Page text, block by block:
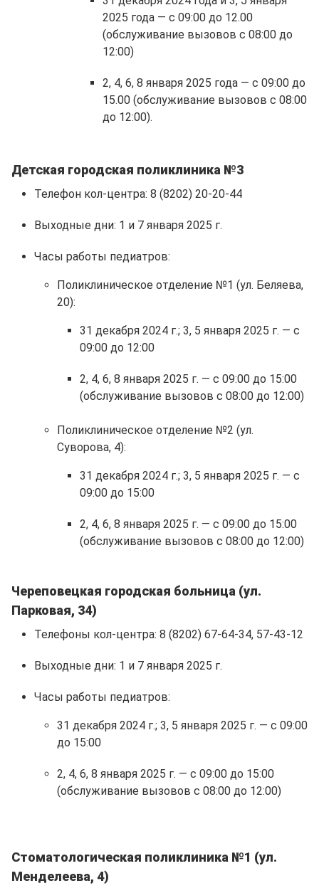
2025 года — с 09:00 до 12.00
(обслуживание вызовов с 08:00 до
12:00)
2, 4, 6, 8 января 2025 года — с 09:00 до
15.00 (обслуживание вызовов с 08:00
до 12:00).
Детская городская поликлиника №3
Телефон кол-центра: 8 (8202) 20-20-44
Выходные дни: 1 и 7 января 2025 г.
Часы работы педиатров:
Поликлиническое отделение №1 (ул. Беляева,
20):
31 декабря 2024 г.; 3, 5 января 2025 г. — с
09:00 до 12:00
2, 4, 6, 8 января 2025 г. — с 09:00 до 15:00
(обслуживание вызовов с 08:00 до 12:00)
Поликлиническое отделение №2 (ул.
Суворова, 4):
31 декабря 2024 г.; 3, 5 января 2025 г. — с
09:00 до 15:00
2, 4, 6, 8 января 2025 г. — с 09:00 до 15:00
(обслуживание вызовов с 08:00 до 12:00)
Череповецкая городская больница (ул.
Парковая, 34)
Телефоны кол-центра: 8 (8202) 67-64-34, 57-43-12
Выходные дни: 1 и 7 января 2025 г.
Часы работы педиатров:
31 декабря 2024 г.; 3, 5 января 2025 г. — с 09:00
до 15:00
2, 4, 6, 8 января 2025 г. — с 09:00 до 15:00
(обслуживание вызовов с 08:00 до 12:00)
Стоматологическая поликлиника №1 (ул.
Менделеева, 4)